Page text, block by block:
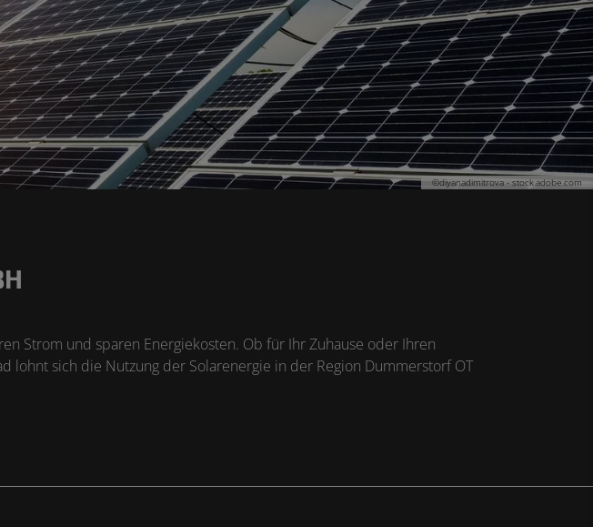
©diyanadimitrova - stock.adobe.com
Strom und sparen Energiekosten. Ob für Ihr Zuhause oder Ihren
sich die Nutzung der Solarenergie in der Region Dummerstorf OT